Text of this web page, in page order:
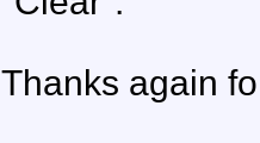
Thanks again